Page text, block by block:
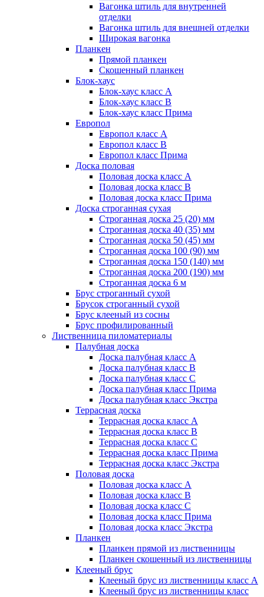
Вагонка штиль для внутренней
отделки
Вагонка штиль для внешней отделки
Широкая вагонка
Планкен
Прямой планкен
Скошенный планкен
Блок-хаус
Блок-хаус класс А
Блок-хаус класс B
Блок-хаус класс Прима
Европол
Европол класс А
Европол класс B
Европол класс Прима
Доска половая
Половая доска класс А
Половая доска класс B
Половая доска класс Прима
Доска строганная сухая
Строганная доска 25 (20) мм
Строганная доска 40 (35) мм
Строганная доска 50 (45) мм
Строганная доска 100 (90) мм
Строганная доска 150 (140) мм
Строганная доска 200 (190) мм
Строганная доска 6 м
Брус строганный сухой
Брусок строганный сухой
Брус клееный из сосны
Брус профилированный
Лиственница пиломатериалы
Палубная доска
Доска палубная класс А
Доска палубная класс B
Доска палубная класс C
Доска палубная класс Прима
Доска палубная класс Экстра
Террасная доска
Террасная доска класс А
Террасная доска класс B
Террасная доска класс C
Террасная доска класс Прима
Террасная доска класс Экстра
Половая доска
Половая доска класс А
Половая доска класс B
Половая доска класс C
Половая доска класс Прима
Половая доска класс Экстра
Планкен
Планкен прямой из лиственницы
Планкен скошенный из лиственницы
Клееный брус
Клееный брус из лиственницы класс А
Клееный брус из лиственницы класс